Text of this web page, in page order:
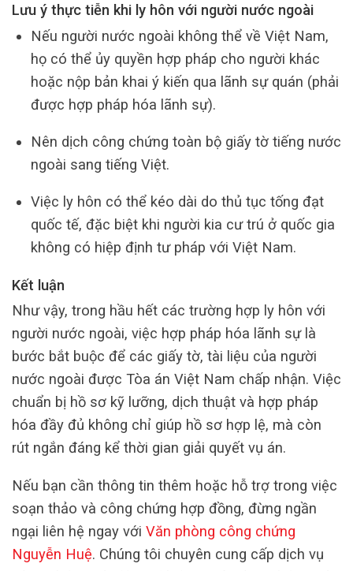
Lưu ý thực tiễn khi ly hôn với người nước ngoài
Nếu người nước ngoài không thể về Việt Nam,
họ có thể ủy quyền hợp pháp cho người khác
hoặc nộp bản khai ý kiến qua lãnh sự quán (phải
được hợp pháp hóa lãnh sự).
Nên dịch công chứng toàn bộ giấy tờ tiếng nước
ngoài sang tiếng Việt.
Việc ly hôn có thể kéo dài do thủ tục tống đạt
quốc tế, đặc biệt khi người kia cư trú ở quốc gia
không có hiệp định tư pháp với Việt Nam.
Kết luận
Như vậy, trong hầu hết các trường hợp ly hôn với
người nước ngoài, việc hợp pháp hóa lãnh sự là
bước bắt buộc để các giấy tờ, tài liệu của người
nước ngoài được Tòa án Việt Nam chấp nhận. Việc
chuẩn bị hồ sơ kỹ lưỡng, dịch thuật và hợp pháp
hóa đầy đủ không chỉ giúp hồ sơ hợp lệ, mà còn
rút ngắn đáng kể thời gian giải quyết vụ án.
Nếu bạn cần thông tin thêm hoặc hỗ trợ trong việc
soạn thảo và công chứng hợp đồng, đừng ngần
ngại liên hệ ngay với Văn phòng công chứng
Nguyễn Huệ. Chúng tôi chuyên cung cấp dịch vụ